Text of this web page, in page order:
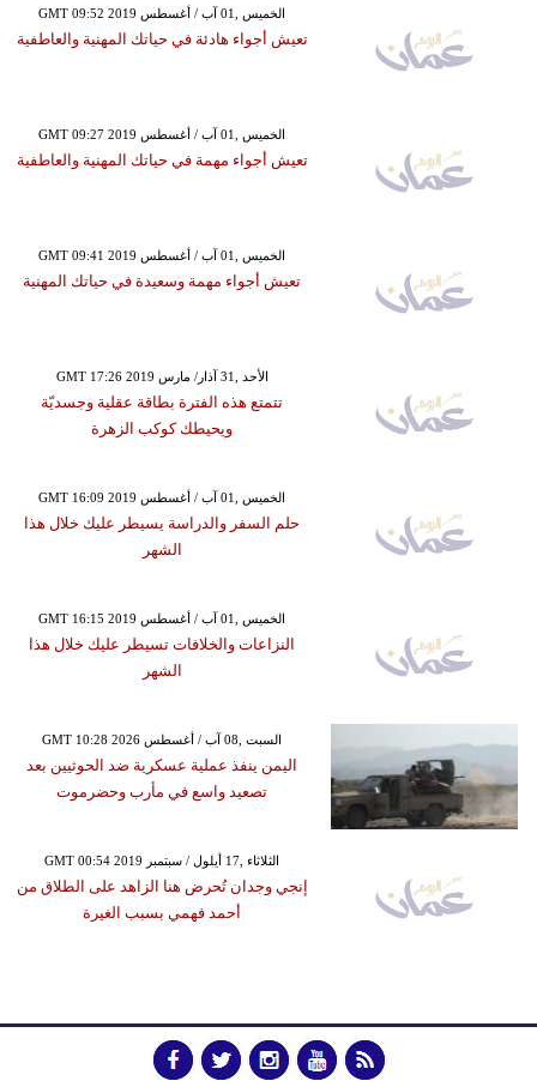
GMT 09:52 2019 الخميس ,01 آب / أغسطس
تعيش أجواء هادئة في حياتك المهنية والعاطفية
GMT 09:27 2019 الخميس ,01 آب / أغسطس
تعيش أجواء مهمة في حياتك المهنية والعاطفية
GMT 09:41 2019 الخميس ,01 آب / أغسطس
تعيش أجواء مهمة وسعيدة في حياتك المهنية
GMT 17:26 2019 الأحد ,31 آذار/ مارس
تتمتع هذه الفترة بطاقة عقلية وجسديّة
ويحيطك كوكب الزهرة
GMT 16:09 2019 الخميس ,01 آب / أغسطس
حلم السفر والدراسة يسيطر عليك خلال هذا
الشهر
GMT 16:15 2019 الخميس ,01 آب / أغسطس
النزاعات والخلافات تسيطر عليك خلال هذا
الشهر
GMT 10:28 2026 السبت ,08 آب / أغسطس
اليمن ينفذ عملية عسكرية ضد الحوثيين بعد
تصعيد واسع في مأرب وحضرموت
GMT 00:54 2019 الثلاثاء ,17 أيلول / سبتمبر
إنجي وجدان تُحرض هنا الزاهد على الطلاق من
أحمد فهمي بسبب الغيرة